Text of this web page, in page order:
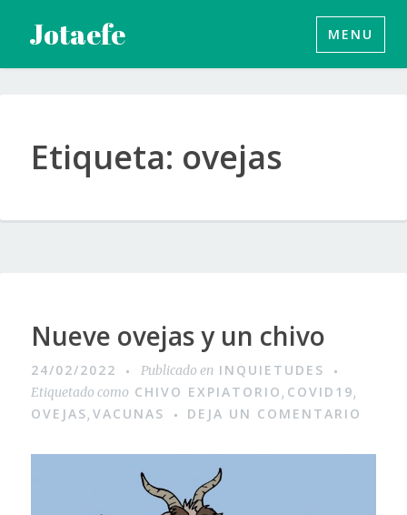
contenido
Jotaefe MENU
Etiqueta: ovejas
Nueve ovejas y un chivo
24/02/2022 Publicado en INQUIETUDES
Etiquetado como CHIVO EXPIATORIO, COVID19,
OVEJAS,VACUNAS DEJA UN COMENTARIO